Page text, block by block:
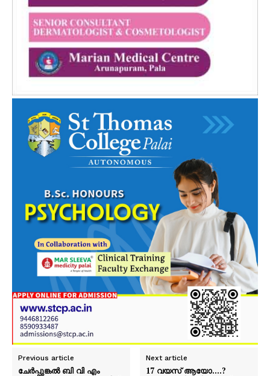
Previous article
ചേർപ്പുങ്കൽ ബി വി എം
Next article
17 വയസ് ആയോ….?